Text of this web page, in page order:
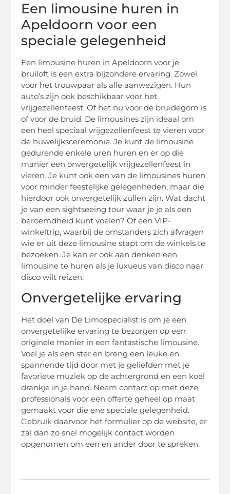
Een limousine huren in
Apeldoorn voor een
speciale gelegenheid
Een limousine huren in Apeldoorn voor je
bruiloft is een extra bijzondere ervaring. Zowel
voor het trouwpaar als alle aanwezigen. Hun
auto’s zijn ook beschikbaar voor het
vrijgezellenfeest. Of het nu voor de bruidegom is
of voor de bruid. De limousines zijn ideaal om
een heel speciaal vrijgezellenfeest te vieren voor
de huwelijksceremonie. Je kunt de limousine
gedurende enkele uren huren en er op die
manier een onvergetelijk vrijgezellenfeest in
vieren. Je kunt ook een van de limousines huren
voor minder feestelijke gelegenheden, maar die
hierdoor ook onvergetelijk zullen zijn. Wat dacht
je van een sightseeing tour waar je je als een
beroemdheid kunt voelen? Of een VIP-
winkeltrip, waarbij de omstanders zich afvragen
wie er uit deze limousine stapt om de winkels te
bezoeken. Je kan er ook aan denken een
limousine te huren als je luxueus van disco naar
disco wilt reizen.
Onvergetelijke ervaring
Het doel van De Limospecialist is om je een
onvergetelijke ervaring te bezorgen op een
originele manier in een fantastische limousine.
Voel je als een ster en breng een leuke en
spannende tijd door met je geliefden met je
favoriete muziek op de achtergrond en een koel
drankje in je hand. Neem contact op met deze
professionals voor een offerte geheel op maat
gemaakt voor die ene speciale gelegenheid.
Gebruik daarvoor het formulier op de website, er
zal dan zo snel mogelijk contact worden
opgenomen om een en ander door te spreken.